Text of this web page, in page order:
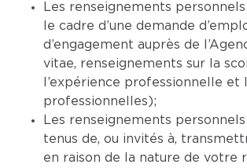
Les renseignements
le cadre d’une demande
d’engagement auprès de
vitae, renseignements sur la
l’expérience professionnelle et
professionnelles);
Les renseignements
tenus de, ou invités à,
en raison de la nature de votre